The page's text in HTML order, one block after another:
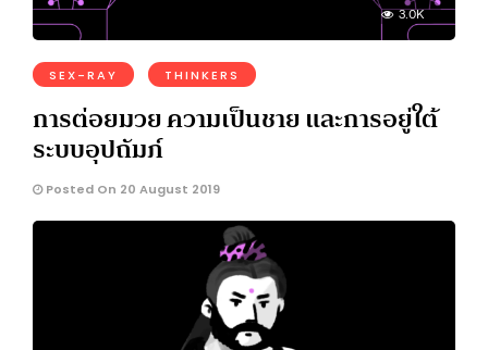
3.0K
SEX-RAY THINKERS
การต่อยมวย ความเป็นชาย และการอยู่ใต้
ระบบอุปถัมภ์
Posted On 20 August 2019